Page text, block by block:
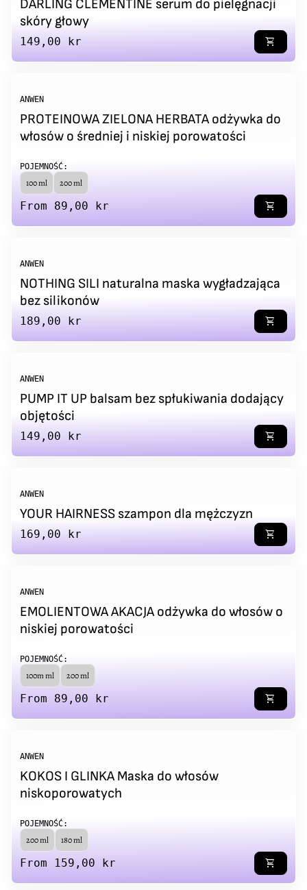
DARLING CLEMENTINE serum do pielęgnacji
skóry głowy
Regular price
149,00 kr shopping_cart
ANWEN
PROTEINOWA ZIELONA HERBATA odżywka do
włosów o średniej i niskiej porowatości
POJEMNOŚĆ:
100 ml 200 ml
Regular price
From 89,00 kr shopping_cart
ANWEN
NOTHING SILI naturalna maska wygładzająca
bez silikonów
Regular price
189,00 kr shopping_cart
ANWEN
PUMP IT UP balsam bez spłukiwania dodający
objętości
Regular price
149,00 kr shopping_cart
ANWEN
YOUR HAIRNESS szampon dla mężczyzn
Regular price
169,00 kr shopping_cart
ANWEN
EMOLIENTOWA AKACJA odżywka do włosów o
niskiej porowatości
POJEMNOŚĆ:
100m ml 200 ml
Regular price
From 89,00 kr shopping_cart
ANWEN
KOKOS I GLINKA Maska do włosów
niskoporowatych
POJEMNOŚĆ:
200 ml 180 ml
Regular price
From 159,00 kr shopping_cart